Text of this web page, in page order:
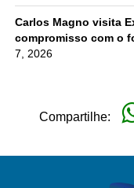
Carlos Magno visita
compromisso com o
7, 2026
Compartilhe: